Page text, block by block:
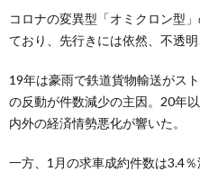
コロナの変異型「オミクロン型
ており、先行きには依然、不透明
19年は豪雨で鉄道貨物輸送がス
の反動が件数減少の主因。20年
内外の経済情勢悪化が響いた。
一方、1月の求車成約件数は3.4